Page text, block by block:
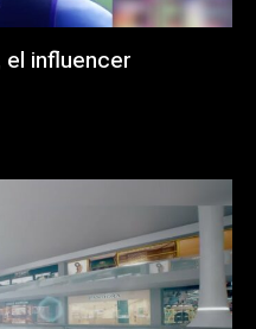
el influencer